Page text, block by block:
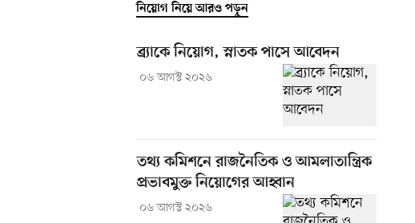
নিয়োগ নিয়ে আরও পড়ুন
ব্র্যাকে নিয়োগ, স্নাতক পাসে আবেদন
০৬ আগস্ট ২০২৬
তথ্য কমিশনে রাজনৈতিক ও আমলাতান্ত্রিক
প্রভাবমুক্ত নিয়োগের আহ্বান
০৬ আগস্ট ২০২৬